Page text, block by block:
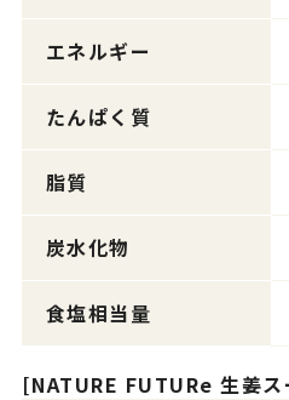
エネルギー
たんぱく質
脂質
炭水化物
食塩相当量
[NATURE FUTURe 生姜ス